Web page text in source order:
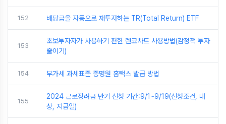
152 배당금을 자동으로 재투자하는 TR(Total Return) ETF
153
초보투자자가 사용하기 편한 렌코차트 사용방법(감정적 투자
줄이기)
154 부가세 과세표준 증명원 홈택스 발급 방법
155
2024 근로장려금 반기 신청 기간:9/1~9/19(신청조건, 대
상, 지급일)